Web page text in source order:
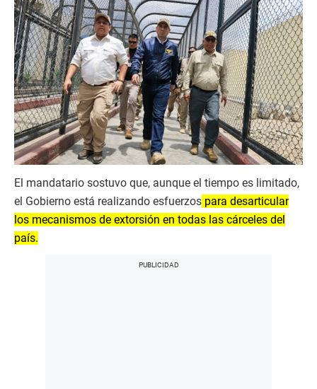
El mandatario sostuvo que, aunque el tiempo es limitado,
el Gobierno está realizando esfuerzos para desarticular
los mecanismos de extorsión en todas las cárceles del
país.